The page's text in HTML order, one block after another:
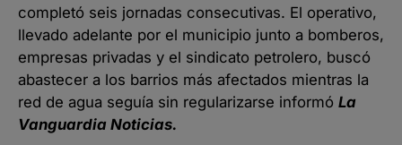
completó seis jornadas consecutivas. El operativo,
llevado adelante por el municipio junto a bomberos,
empresas privadas y el sindicato petrolero, buscó
abastecer a los barrios más afectados mientras la
red de agua seguía sin regularizarse informó La
Vanguardia Noticias.